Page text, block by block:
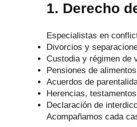
1. Derecho
Especialistas en
Divorcios y
Custodia y régimen de
Pensiones de
Acuerdos de
Herencias,
Declaración de
Acompañamos cada